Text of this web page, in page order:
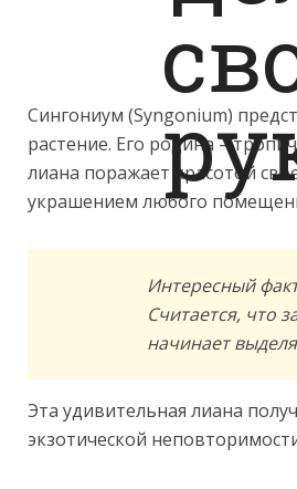
Сингониум (Syngonium)
растение. Его родина –
лиана поражает красотой
украшением любого
Интересный
Считается, что
начинает
Эта удивительная лиана
экзотической